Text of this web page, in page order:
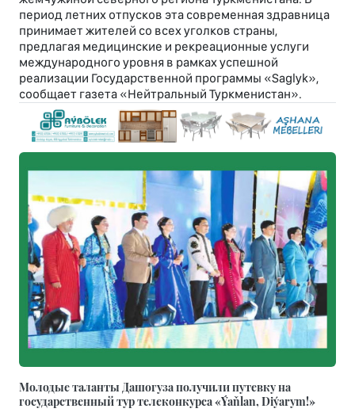
период летних отпусков эта современная здравница
принимает жителей со всех уголков страны,
предлагая медицинские и рекреационные услуги
международного уровня в рамках успешной
реализации Государственной программы «Saglyk»,
сообщает газета «Нейтральный Туркменистан».
Молодые таланты Дашогуза получили путевку на
государственный тур телеконкурса «Ýaňlan, Diýarym!»